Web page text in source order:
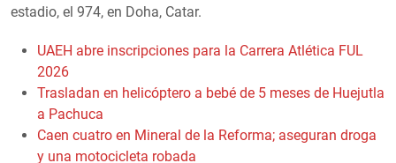
estadio, el 974, en Doha, Catar.
UAEH abre inscripciones para la Carrera Atlética FUL
2026
Trasladan en helicóptero a bebé de 5 meses de Huejutla
a Pachuca
Caen cuatro en Mineral de la Reforma; aseguran droga
y una motocicleta robada